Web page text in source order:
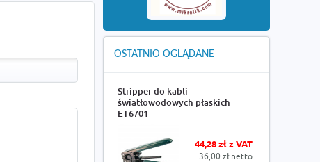
OSTATNIO OGLĄDANE
Stripper do kabli
światłowodowych płaskich
ET6701
44,28 zł z VAT
36,00 zł netto